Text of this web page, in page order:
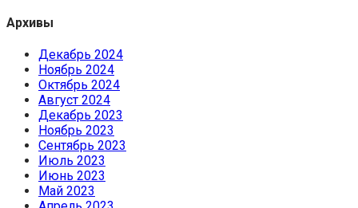
Архивы
Декабрь 2024
Ноябрь 2024
Октябрь 2024
Август 2024
Декабрь 2023
Ноябрь 2023
Сентябрь 2023
Июль 2023
Июнь 2023
Май 2023